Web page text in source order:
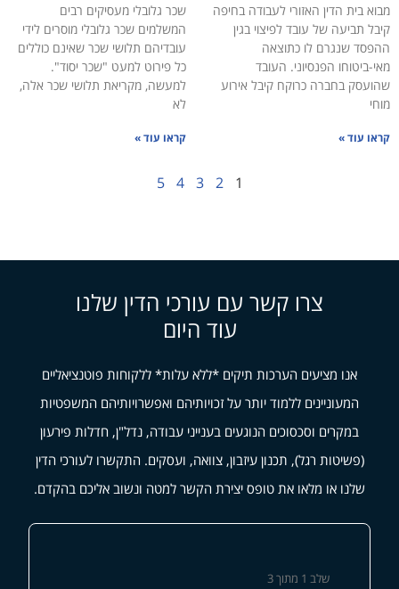
מבוא בית הדין האזורי לעבודה בחיפה
קיבל תביעה של עובד לפיצוי בגין
ההפסד שנגרם לו כתוצאה
מאי-ביטוחו הפנסיוני. העובד
שהועסק בחברה כרוקח קיבל אירוע
מוחי
קראו עוד »
שכר גלובלי מעסיקים רבים
המשלמים שכר גלובלי מוסרים לידי
עובדיהם תלושי שכר שאינם כוללים
כל פירוט למעט "שכר יסוד".
למעשה, מקריאת תלושי שכר אלה,
לא
קראו עוד »
1
2
3
4
5
צרו קשר עם עורכי הדין שלנו
עוד היום
אנו מציעים הערכות תיקים *ללא עלות* ללקוחות פוטנציאליים
המעוניינים ללמוד יותר על זכויותיהם ואפשרויותיהם המשפטיות
במקרים וסכסוכים הנוגעים בענייני עבודה, נדל"ן, חדלות פירעון
(פשיטות רגל), תכנון עיזבון, צוואה, ועסקים. התקשרו לעורכי הדין
שלנו או מלאו את טופס יצירת הקשר למטה ונשוב אליכם בהקדם.
שלב 1 מתוך3